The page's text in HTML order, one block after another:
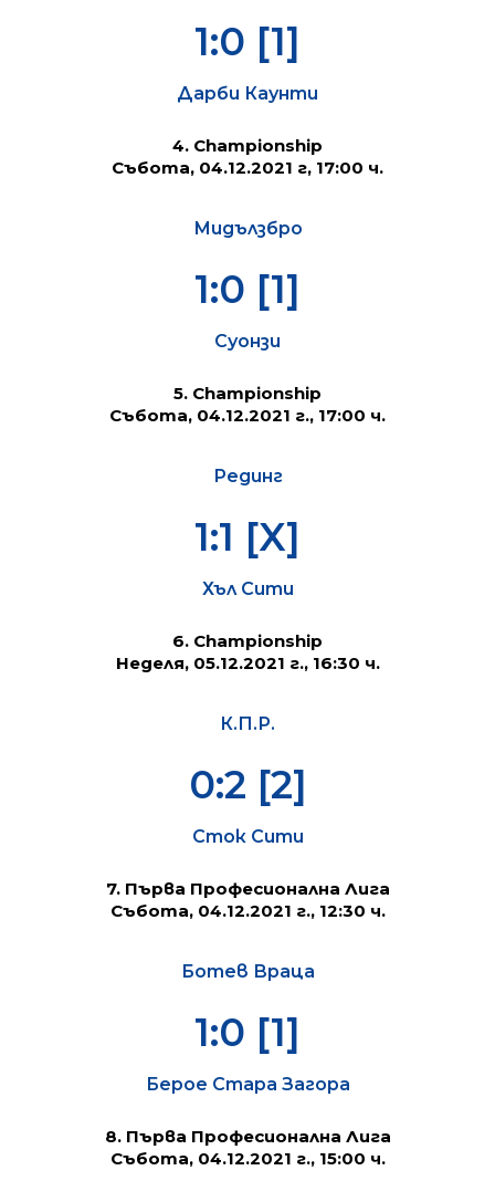
1:0 [1]
Дарби Каунти
4. Championship
Събота, 04.12.2021 г, 17:00 ч.
Мидълзбро
1:0 [1]
Суонзи
5. Championship
Събота, 04.12.2021 г., 17:00 ч.
Рединг
1:1 [X]
Хъл Сити
6. Championship
Неделя, 05.12.2021 г., 16:30 ч.
К.П.Р.
0:2 [2]
Сток Сити
7. Първа Професионална Лига
Събота, 04.12.2021 г., 12:30 ч.
Ботев Враца
1:0 [1]
Берое Стара Загора
8. Първа Професионална Лига
Събота, 04.12.2021 г., 15:00 ч.